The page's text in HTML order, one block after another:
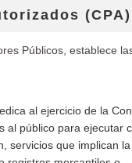
Públicos, establece
al ejercicio de la
al público para ejecutar
servicios que implican